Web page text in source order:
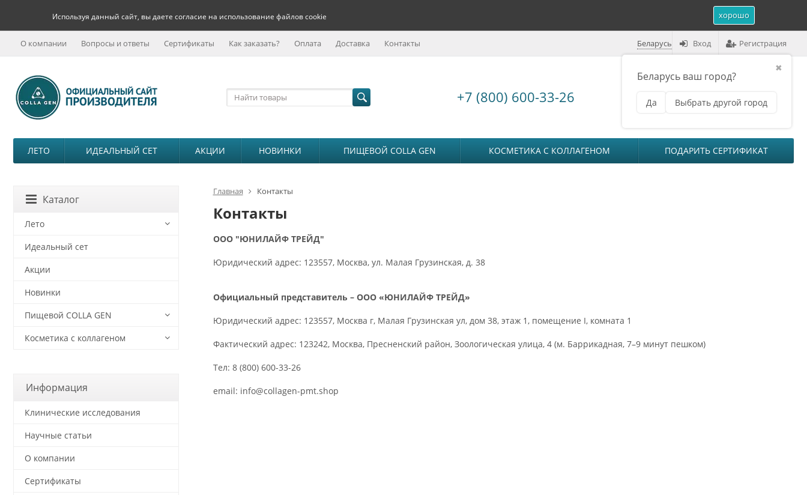
Используя данный сайт, вы даете согласие на использование файлов cookie хорошо
Беларусь
✖
Беларусь ваш город?
Да Выбрать другой город
Вход Регистрация
О компании Вопросы и ответы Сертификаты Как заказать? Оплата Доставка Контакты
+7 (800) 600-33-26 на сумму0₽
ЛЕТО ИДЕАЛЬНЫЙ СЕТ АКЦИИ НОВИНКИ ПИЩЕВОЙ COLLA GEN КОСМЕТИКА С КОЛЛАГЕНОМ ПОДАРИТЬ СЕРТИФИКАТ
Главная Контакты
Контакты
ООО "ЮНИЛАЙФ ТРЕЙД"
Юридический адрес: 123557, Москва, ул. Малая Грузинская, д. 38
Официальный представитель – ООО «ЮНИЛАЙФ ТРЕЙД»
Юридический адрес: 123557, Москва г, Малая Грузинская ул, дом 38, этаж 1, помещение I, комната 1
Фактический адрес: 123242, Москва, Пресненский район, Зоологическая улица, 4 (м. Баррикадная, 7–9 минут пешком)
Тел: 8 (800) 600-33-26
email: info@collagen-pmt.shop
Каталог
Лето
Идеальный сет
Акции
Новинки
Пищевой COLLA GEN
Косметика с коллагеном
Информация
Клинические исследования
Научные статьи
О компании
Сертификаты